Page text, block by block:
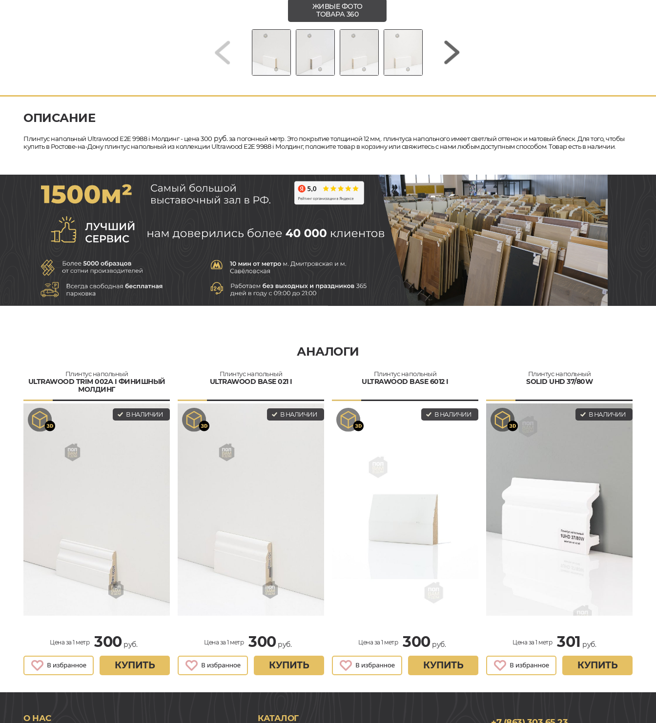
ЖИВЫЕ ФОТО
ТОВАРА 360
ОПИСАНИЕ
Плинтус напольный Ultrawood E2E 9988 i Молдинг - цена 300 руб.за погонный метр. Это покрытие толщиной 12 мм,. плинтуса напольного имеет светлый оттенок и матовый блеск. Для того, чтобы
купить в Ростове-на-Дону плинтус напольный из коллекции Ultrawood E2E 9988 i Молдинг, положите товар в корзину или свяжитесь с нами любым доступным способом. Товар есть в наличии.
АНАЛОГИ
Плинтус напольный
ULTRAWOOD TRIM 002А I ФИНИШНЫЙ
МОЛДИНГ
В НАЛИЧИИ
Цена за 1 метр 300руб.
КУПИТЬ
Плинтус напольный
ULTRAWOOD BASE 021 I
В НАЛИЧИИ
Цена за 1 метр 300руб.
КУПИТЬ
Плинтус напольный
ULTRAWOOD BASE 6012 I
В НАЛИЧИИ
Цена за 1 метр 300руб.
КУПИТЬ
Плинтус напольный
SOLID UHD 37/80W
В НАЛИЧИИ
Цена за 1 метр 301 руб.
КУПИТЬ
О НАС КАТАЛОГ